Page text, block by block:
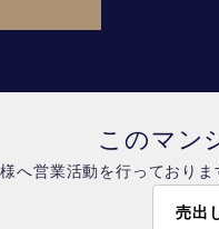
このマン
へ営業活動を行っており
売出